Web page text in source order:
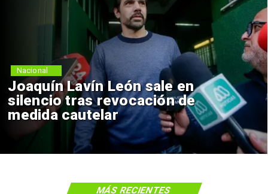
Joaquín Lavín León sale en
silencio tras revocación de
medida cautelar
Nacional
MÁS RECIENTES